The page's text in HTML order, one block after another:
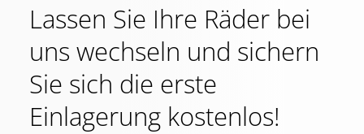
Lassen Sie Ihre Räder bei
uns wechseln und sichern
Sie sich die erste
Einlagerung kostenlos!